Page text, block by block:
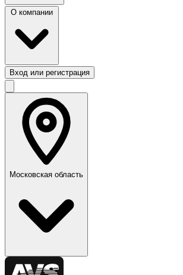
Вход или регистрация
Московская область